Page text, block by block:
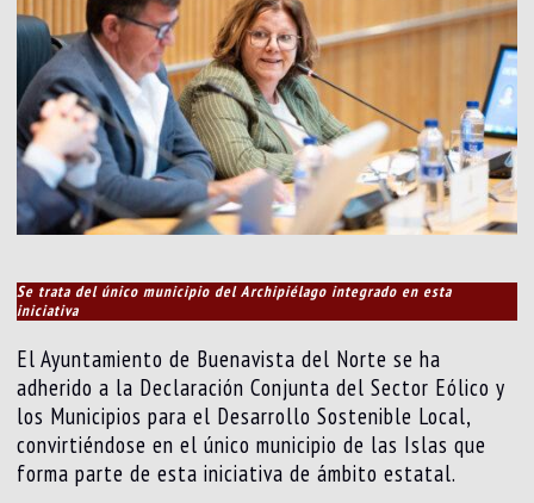
Se trata del único municipio del Archipiélago integrado en esta
iniciativa
El Ayuntamiento de Buenavista del Norte se ha
adherido a la Declaración Conjunta del Sector Eólico y
los Municipios para el Desarrollo Sostenible Local,
convirtiéndose en el único municipio de las Islas que
forma parte de esta iniciativa de ámbito estatal.